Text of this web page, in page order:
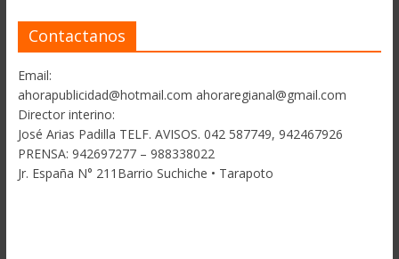
Contactanos
Email:
ahorapublicidad@hotmail.com ahoraregianal@gmail.com
Director interino:
José Arias Padilla TELF. AVISOS. 042 587749, 942467926
PRENSA: 942697277 – 988338022
Jr. España N° 211Barrio Suchiche • Tarapoto